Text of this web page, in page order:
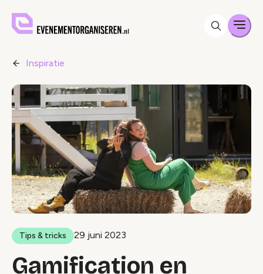
Inspiratie
Tips & tricks 29 juni 2023
Gamification en